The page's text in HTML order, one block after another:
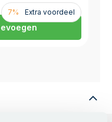
7% Extra voordeel